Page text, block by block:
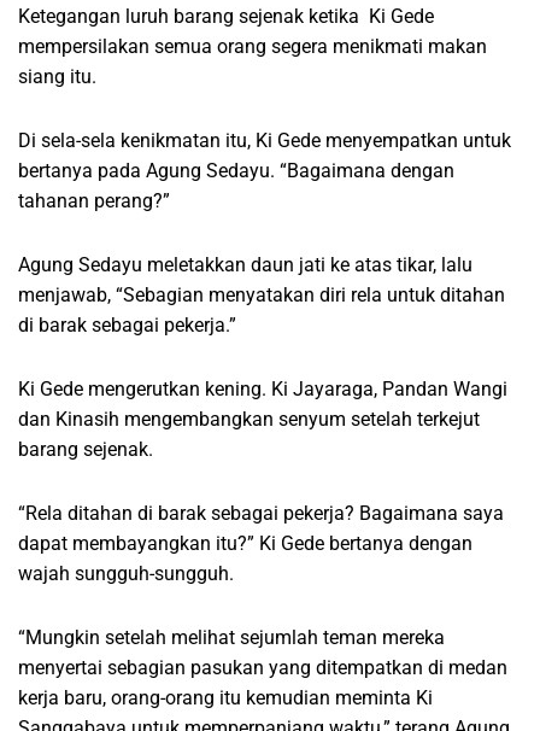
Ketegangan luruh barang sejenak ketika Ki Gede
mempersilakan semua orang segera menikmati makan
siang itu.
Di sela-sela kenikmatan itu, Ki Gede menyempatkan untuk
bertanya pada Agung Sedayu. “Bagaimana dengan
tahanan perang?”
Agung Sedayu meletakkan daun jati ke atas tikar, lalu
menjawab, “Sebagian menyatakan diri rela untuk ditahan
di barak sebagai pekerja.”
Ki Gede mengerutkan kening. Ki Jayaraga, Pandan Wangi
dan Kinasih mengembangkan senyum setelah terkejut
barang sejenak.
“Rela ditahan di barak sebagai pekerja? Bagaimana saya
dapat membayangkan itu?” Ki Gede bertanya dengan
wajah sungguh-sungguh.
“Mungkin setelah melihat sejumlah teman mereka
menyertai sebagian pasukan yang ditempatkan di medan
kerja baru, orang-orang itu kemudian meminta Ki